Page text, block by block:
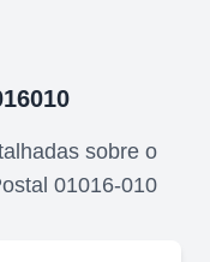
sobre o
01016-010